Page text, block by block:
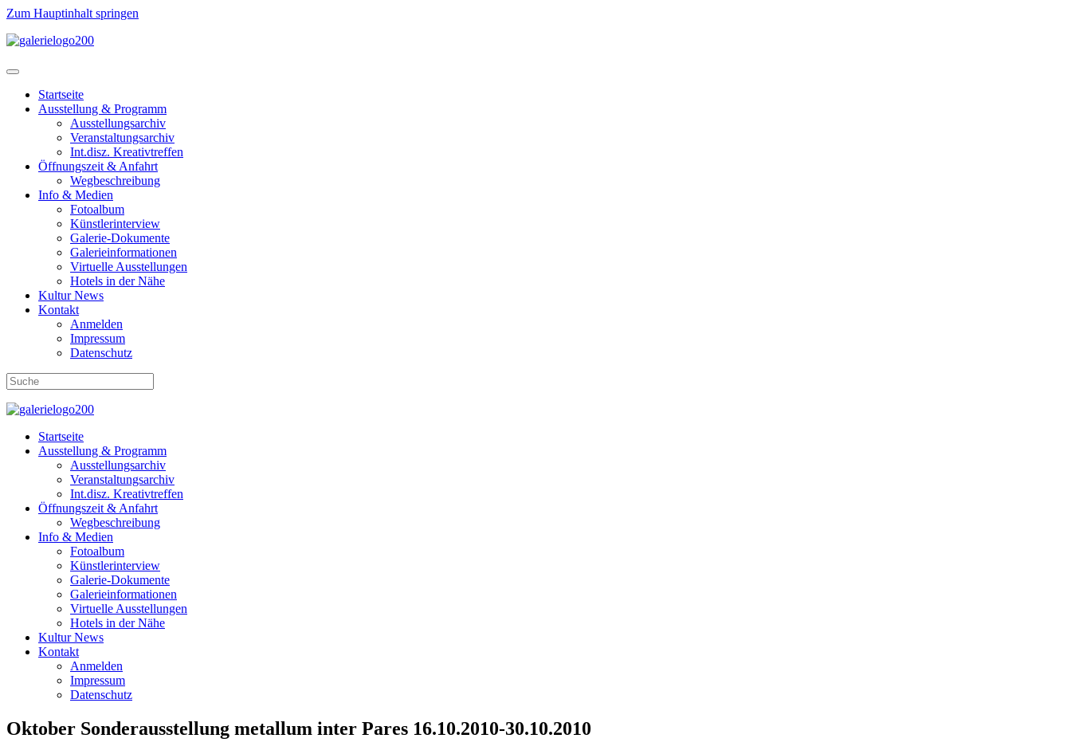
Zum Hauptinhalt springen
Startseite
Ausstellung & Programm
Ausstellungsarchiv
Veranstaltungsarchiv
Int.disz. Kreativtreffen
Öffnungszeit & Anfahrt
Wegbeschreibung
Info & Medien
Fotoalbum
Künstlerinterview
Galerie-Dokumente
Galerieinformationen
Virtuelle Ausstellungen
Hotels in der Nähe
Kultur News
Kontakt
Anmelden
Impressum
Datenschutz
Startseite
Ausstellung & Programm
Ausstellungsarchiv
Veranstaltungsarchiv
Int.disz. Kreativtreffen
Öffnungszeit & Anfahrt
Wegbeschreibung
Info & Medien
Fotoalbum
Künstlerinterview
Galerie-Dokumente
Galerieinformationen
Virtuelle Ausstellungen
Hotels in der Nähe
Kultur News
Kontakt
Anmelden
Impressum
Datenschutz
Oktober Sonderausstellung metallum inter Pares 16.10.2010-30.10.2010